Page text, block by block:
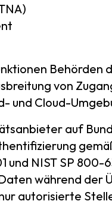
Behörden
von
und Cloud-
auf
und NIST SP
während der
autorisierte